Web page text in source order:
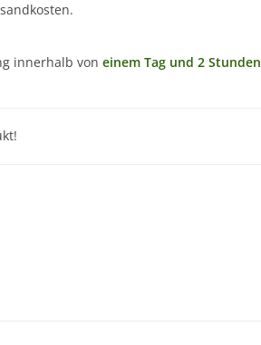
innerhalb von einem Tag und 2 Stunden